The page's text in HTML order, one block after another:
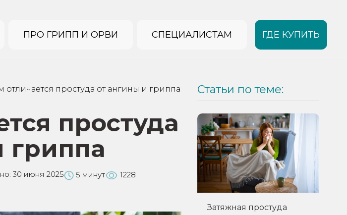
ПРО ГРИПП И ОРВИ СПЕЦИАЛИСТАМ ГДЕ КУПИТЬ
отличается простуда от ангины и гриппа
простуда
гриппа
30 июня 2025 5 минут 1228
Статьи по теме:
Затяжная простуда